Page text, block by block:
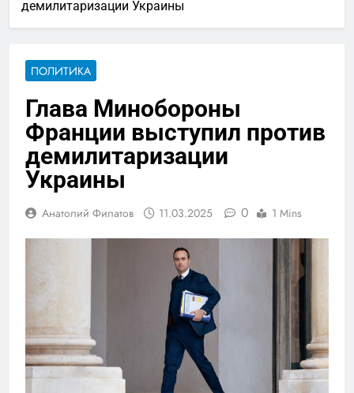
демилитаризации Украины
ПОЛИТИКА
Глава Минобороны
Франции выступил против
демилитаризации
Украины
Анатолий Филатов 11.03.2025 0 1 Mins